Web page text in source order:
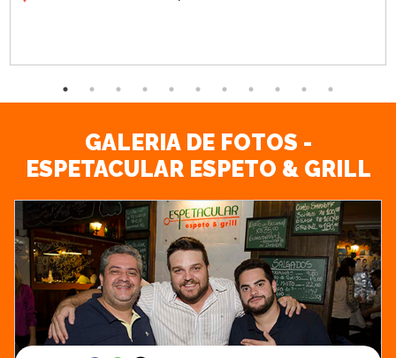
GALERIA DE FOTOS -
ESPETACULAR ESPETO & GRILL